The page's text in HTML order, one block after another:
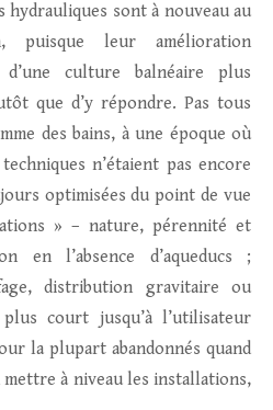
sont à nouveau au
leur amélioration
d’une culture balnéaire plus
que d’y répondre. Pas tous
des bains, à une époque où
n’étaient pas encore
optimisées du point de vue
» – nature, pérennité et
en l’absence d’aqueducs ;
distribution gravitaire ou
court jusqu’à l’utilisateur
la plupart abandonnés quand
mettre à niveau les installations,